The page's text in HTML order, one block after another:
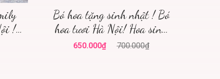
!
Bó hoa tặng sinh nhật ! Bó
hoa tươi Hà Nội! Hoa sinh
nhật
650.000₫ 700.000₫